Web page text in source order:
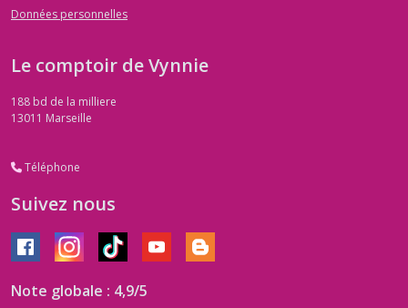
Données personnelles
Le comptoir de Vynnie
188 bd de la milliere
13011 Marseille
Téléphone
Suivez nous
Note globale : 4,9/5